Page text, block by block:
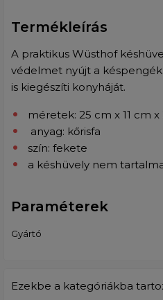
Termékleírás
A praktikus Wüsthof
védelmet nyújt a
is kiegészíti konyháját.
méretek: 25 cm x 11 cm x
anyag: kőrisfa
szín: fekete
a késhüvely nem
Paraméterek
Gyártó
Ezekbe a kategóriákba